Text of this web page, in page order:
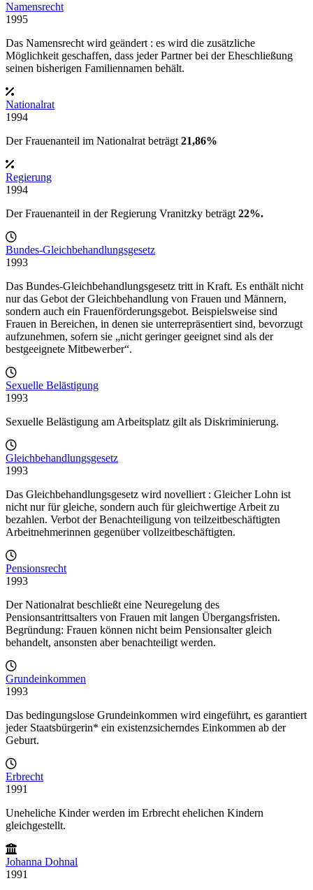
Namensrecht
1995
Das Namensrecht wird geändert : es wird die zusätzliche
Möglichkeit geschaffen, dass jeder Partner bei der Eheschließung
seinen bisherigen Familiennamen behält.
Nationalrat
1994
Der Frauenanteil im Nationalrat beträgt 21,86%
Regierung
1994
Der Frauenanteil in derRegierung Vranitzky beträgt 22%.
Bundes-Gleichbehandlungsgesetz
1993
Das Bundes-Gleichbehandlungsgesetz tritt in Kraft. Es enthält nicht
nur das Gebot der Gleichbehandlung von Frauen und Männern,
sondern auch ein Frauenförderungsgebot. Beispielsweise sind
Frauen in Bereichen, in denen sie unterrepräsentiert sind, bevorzugt
aufzunehmen, sofern sie „nicht geringer geeignet sind als der
bestgeeignete Mitbewerber“.
Sexuelle Belästigung
1993
Sexuelle Belästigung am Arbeitsplatz gilt als Diskriminierung.
Gleichbehandlungsgesetz
1993
Das Gleichbehandlungsgesetz wird novelliert : Gleicher Lohn ist
nicht nur für gleiche, sondern auch für gleichwertige Arbeit zu
bezahlen. Verbot der Benachteiligung von teilzeitbeschäftigten
Arbeitnehmerinnen gegenüber vollzeitbeschäftigten.
Pensionsrecht
1993
Der Nationalrat beschließt eine Neuregelung des
Pensionsantrittsalters von Frauen mit langen Übergangsfristen.
Begründung: Frauen können nicht beim Pensionsalter gleich
behandelt, ansonsten aber benachteiligt werden.
Grundeinkommen
1993
Das bedingungslose Grundeinkommen wird eingeführt, es garantiert
jeder Staatsbürgerin* ein existenzsicherndes Einkommen ab der
Geburt.
Erbrecht
1991
Uneheliche Kinder werden im Erbrecht ehelichen Kindern
gleichgestellt.
Johanna Dohnal
1991